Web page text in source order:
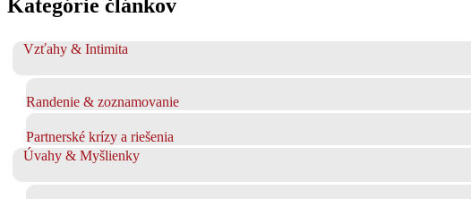
Kategórie článkov
Vzťahy & Intimita
Randenie & zoznamovanie
Partnerské krízy a riešenia
Úvahy & Myšlienky